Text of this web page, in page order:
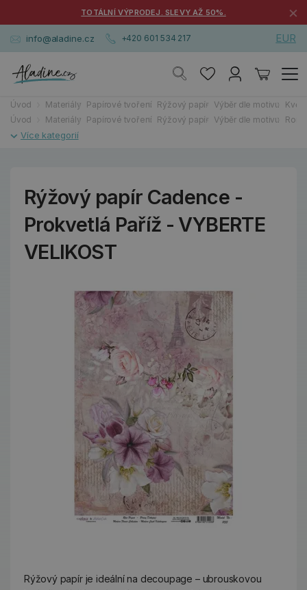
TOTÁLNÍ VÝPRODEJ. SLEVY AŽ 50%. ×
info@aladine.cz +420 601 534 217 EUR
Úvod Materiály Papírové tvoření Rýžový papír Výběr dle motivu
Úvod
Materiály Papírové tvoření Rýžový papír Výběr dle motivu
Rýžový papír Cadence -
Prokvetlá Paříž - VYBERTE
VELIKOST
Rýžový papír je ideální na decoupage – ubrouskovou